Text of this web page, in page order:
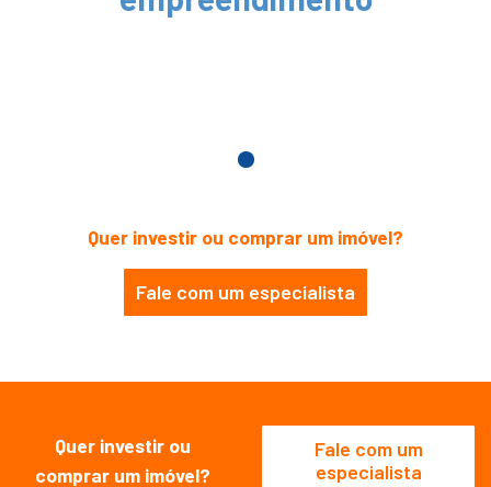
Quer investir ou comprar um imóvel?
Fale com um especialista
Quer investir ou
comprar um imóvel?
Fale com um
especialista